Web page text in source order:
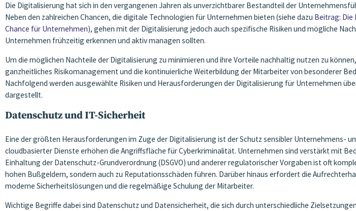
Die Digitalisierung hat sich in den vergangenen Jahren als unverzichtbarer Bestandteil der
Neben den zahlreichen Chancen, die digitale Technologien für Unternehmen bieten (siehe dazu Beitrag: Die
Chance für Unternehmen), gehen mit der Digitalisierung jedoch auch spezifische Risiken und mögliche
Unternehmen frühzeitig erkennen und aktiv managen sollten.
Um die möglichen Nachteile der Digitalisierung zu minimieren und ihre Vorteile nachhaltig nutzen zu
ganzheitliches Risikomanagement und die kontinuierliche Weiterbildung der Mitarbeiter von besonderer
Nachfolgend werden ausgewählte Risiken und Herausforderungen der Digitalisierung für Unternehmen
dargestellt.
Datenschutz und IT-Sicherheit
Eine der größten Herausforderungen im Zuge der Digitalisierung ist der Schutz sensibler Unternehmens-
cloudbasierter Dienste erhöhen die Angriffsfläche für Cyberkriminalität. Unternehmen sind verstärkt mit
Einhaltung der Datenschutz-Grundverordnung (DSGVO) und anderer regulatorischer Vorgaben ist oft
hohen Bußgeldern, sondern auch zu Reputationsschäden führen. Darüber hinaus erfordert die
moderne Sicherheitslösungen und die regelmäßige Schulung der Mitarbeiter.
Wichtige Begriffe dabei sind Datenschutz und Datensicherheit, die sich durch unterschiedliche